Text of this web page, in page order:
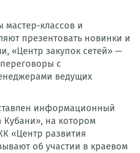
классов и
презентовать новинки и
«Центр закупок сетей» —
с
ведущих
информационный
Кубани», на котором
«Центр развития
об участии в краевом